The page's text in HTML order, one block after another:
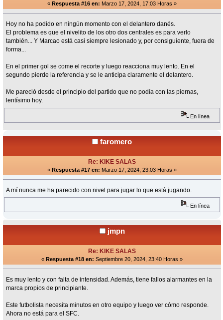
« Respuesta #16 en: Marzo 17, 2024, 17:03 Horas »
Hoy no ha podido en ningún momento con el delantero danés.
El problema es que el nivelito de los otro dos centrales es para verlo
también... Y Marcao está casi siempre lesionado y, por consiguiente, fuera de
forma...
En el primer gol se come el recorte y luego reacciona muy lento. En el
segundo pierde la referencia y se le anticipa claramente el delantero.
Me pareció desde el principio del partido que no podía con las piernas,
lentísimo hoy.
En línea
faromero
Re: KIKE SALAS
« Respuesta #17 en: Marzo 17, 2024, 23:03 Horas »
A mí nunca me ha parecido con nivel para jugar lo que está jugando.
En línea
jmpn
Re: KIKE SALAS
« Respuesta #18 en: Septiembre 20, 2024, 23:40 Horas »
Es muy lento y con falta de intensidad. Además, tiene fallos alarmantes en la
marca propios de principiante.
Este futbolista necesita minutos en otro equipo y luego ver cómo responde.
Ahora no está para el SFC.